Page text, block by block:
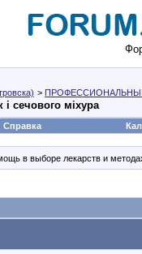
>
сечового міхура
Справка
в выборе лекарств и